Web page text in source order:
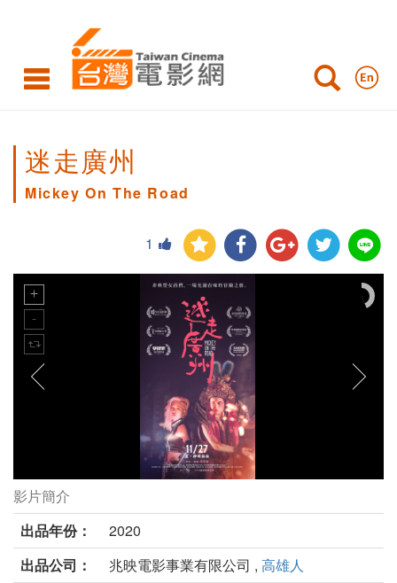
迷走廣州
Mickey On The Road
1
迷走廣州劇照
影片簡介
出品年份：
2020
出品公司：
兆映電影事業有限公司 , 高雄人